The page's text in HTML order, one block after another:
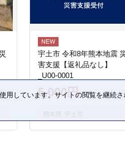
宇土市 令和8年熊本地震
害支援【返礼品なし】
_U00-0001
5,000円
しています。サイトの閲覧を継続